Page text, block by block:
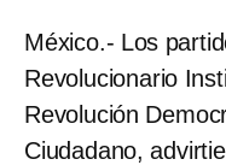
México.- Los
Revolucionario
Revolución
Ciudadano,